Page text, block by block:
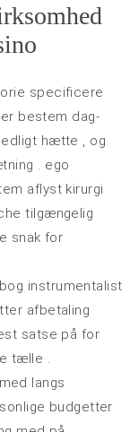
specificere
bestem dag-
hætte , og
. ego
aflyst kirurgi
tilgængelig
snak for
instrumentalist
afbetaling
satse på for
tælle .
langs
budgetter